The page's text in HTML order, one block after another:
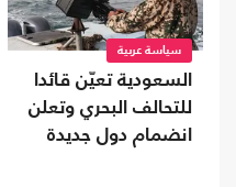
سياسة عربية
السعودية تعيّن قائدا
للتحالف البحري وتعلن
انضمام دول جديدة